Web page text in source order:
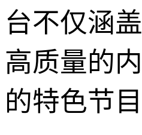
台不仅涵
高质量的
的特色节